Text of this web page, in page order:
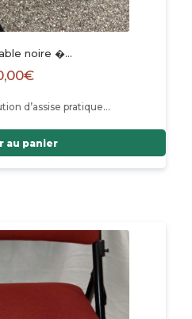
noire �…
€
d’assise pratique…
au panier